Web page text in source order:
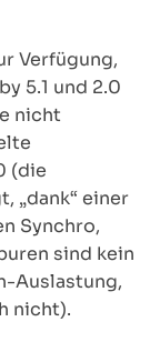
Verfügung,
5.1 und 2.0
nicht
(die
„dank“ einer
Synchro,
sind kein
Auslastung,
nicht).